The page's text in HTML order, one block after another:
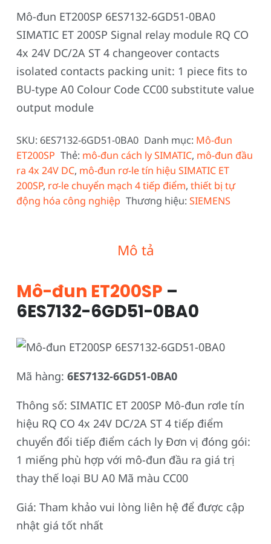
Mô-đun ET200SP 6ES7132-6GD51-0BA0
SIMATIC ET 200SP Signal relay module RQ CO
4x 24V DC/2A ST 4 changeover contacts
isolated contacts packing unit: 1 piece fits to
BU-type A0 Colour Code CC00 substitute value
output module
SKU: 6ES7132-6GD51-0BA0 Danh mục: Mô-đun
ET200SP Thẻ: mô-đun cách ly SIMATIC, mô-đun đầu
ra 4x 24V DC, mô-đun rơ-le tín hiệu SIMATIC ET
200SP, rơ-le chuyển mạch 4 tiếp điểm, thiết bị tự
động hóa công nghiệp Thương hiệu:SIEMENS
Mô tả
Mô-đun ET200SP –
6ES7132-6GD51-0BA0
Mã hàng: 6ES7132-6GD51-0BA0
Thông số: SIMATIC ET 200SP Mô-đun rơle tín
hiệu RQ CO 4x 24V DC/2A ST 4 tiếp điểm
chuyển đổi tiếp điểm cách ly Đơn vị đóng gói:
1 miếng phù hợp với mô-đun đầu ra giá trị
thay thế loại BU A0 Mã màu CC00
Giá: Tham khảo vui lòng liên hệ để được cập
nhật giá tốt nhất